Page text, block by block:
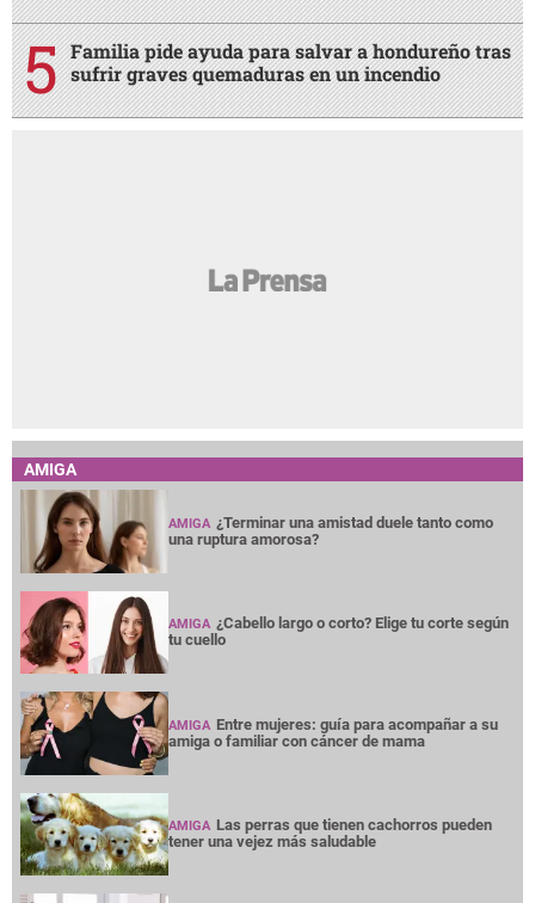
Familia pide ayuda para salvar a hondureño tras
sufrir graves quemaduras en un incendio
AMIGA
AMIGA ¿Terminar una amistad duele tanto como
una ruptura amorosa?
AMIGA ¿Cabello largo o corto? Elige tu corte según
tu cuello
AMIGA Entre mujeres: guía para acompañar a su
amiga o familiar con cáncer de mama
AMIGA Las perras que tienen cachorros pueden
tener una vejez más saludable